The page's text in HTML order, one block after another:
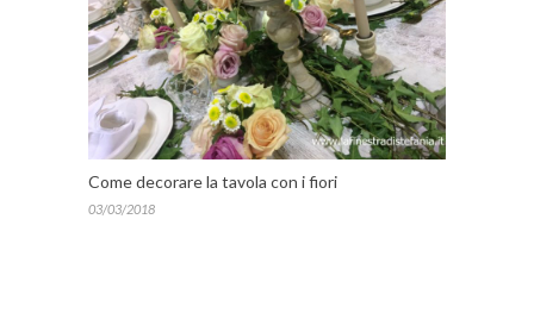
Come decorare la tavola con i fiori
03/03/2018